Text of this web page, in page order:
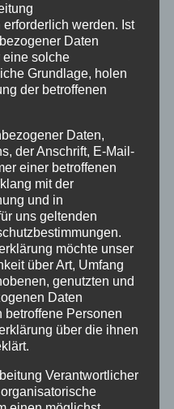
hat,
bei
, und
Ansprechpartner
eurem Heim.
Kontakt
einem anderen
ABLEGEN einen
der nicht
soll, unter: Buko-
auch euren Bericht
anderen selbst
. Wenn sie euch
werden. Ist
Daten
eine solche
Grundlage, holen
der betroffenen
Daten,
der Anschrift, E-Mail-
einer betroffenen
mit der
und in
uns geltenden
möchte unser
über Art, Umfang
genutzten und
Daten
betroffene Personen
über die ihnen
Verantwortlicher